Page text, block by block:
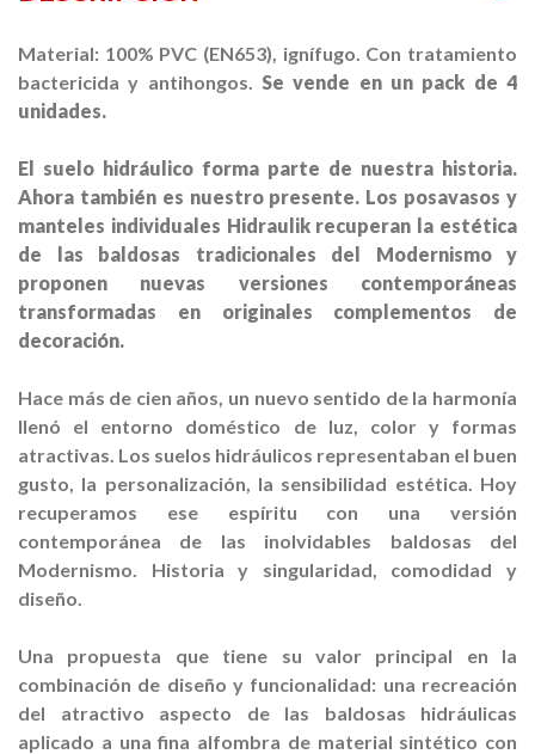
Material: 100% PVC (EN653), ignífugo. Con tratamiento
bactericida y antihongos.
Se vende en un pack de 4
unidades.
El suelo hidráulico forma parte de nuestra historia.
Ahora también es nuestro presente. Los posavasos y
manteles individuales Hidraulikrecuperan la estética
de las baldosas tradicionales del Modernismo y
proponen nuevas versiones contemporáneas
transformadas en originales complementos de
decoración.
Hace más de cien años, un nuevo sentido de la harmonía
llenó el entorno doméstico de luz, color y formas
atractivas. Los suelos hidráulicos representaban el buen
gusto, la personalización, la sensibilidad estética. Hoy
recuperamos ese espíritu con una versión
contemporánea de las inolvidables baldosas del
Modernismo. Historia y singularidad, comodidad y
diseño.
Una propuesta que tiene su valor principal en la
combinación de diseño y funcionalidad: una recreación
del atractivo aspecto de las baldosas hidráulicas
aplicado a una fina alfombra de material sintético con